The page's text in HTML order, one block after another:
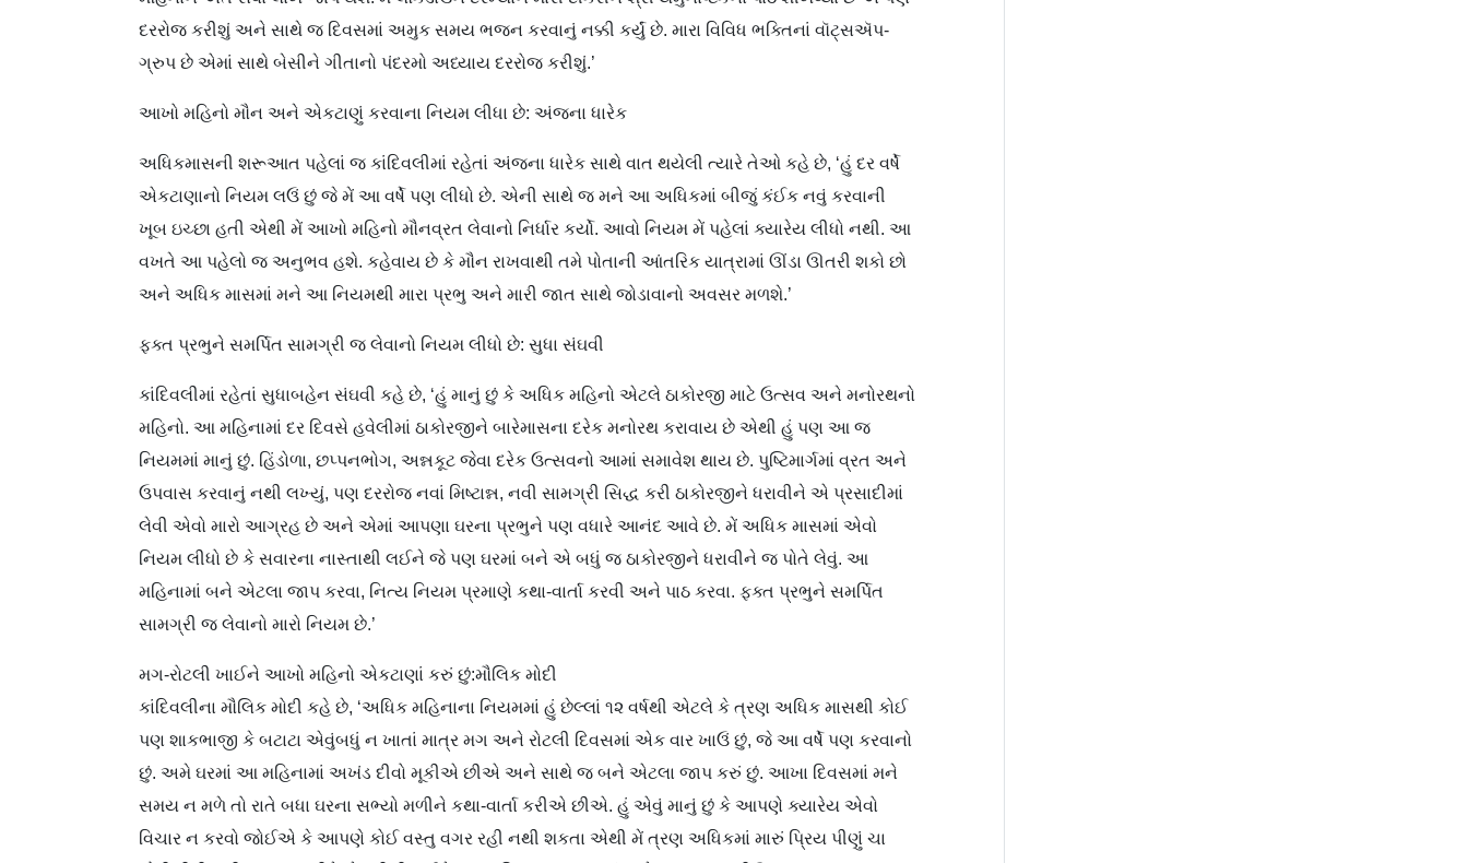
દરરોજ કરીશું અને સાથે જ દિવસમાં અમુક સમય ભજન કરવાનું નક્કી કર્યું છે. મારા વિવિધ ભક્તિનાં વૉટ્સઍપ-
ગ્રુપ છે એમાં સાથે બેસીને ગીતાનો પંદરમો અધ્યાય દરરોજ કરીશું.’
આખો મહિનો મૌન અને એકટાણું કરવાના નિયમ લીધા છે: અંજના ધારેક
અધિકમાસની શરૂઆત પહેલાં જ કાંદિવલીમાં રહેતાં અંજના ધારેક સાથે વાત થયેલી ત્યારે તેઓ કહે છે, ‘હું દર વર્ષે
એકટાણાનો નિયમ લઉં છું જે મેં આ વર્ષે પણ લીધો છે. એની સાથે જ મને આ અધિકમાં બીજું કંઈક નવું કરવાની
ખૂબ ઇચ્છા હતી એથી મેં આખો મહિનો મૌનવ્રત લેવાનો નિર્ધાર કર્યો. આવો નિયમ મેં પહેલાં ક્યારેય લીધો નથી. આ
વખતે આ પહેલો જ અનુભવ હશે. કહેવાય છે કે મૌન રાખવાથી તમે પોતાની આંતરિક યાત્રામાં ઊંડા ઊતરી શકો છો
અને અધિક માસમાં મને આ નિયમથી મારા પ્રભુ અને મારી જાત સાથે જોડાવાનો અવસર મળશે.’
ફક્ત પ્રભુને સમર્પિત સામગ્રી જ લેવાનો નિયમ લીધો છે: સુધા સંઘવી
કાંદિવલીમાં રહેતાં સુધાબહેન સંઘવી કહે છે, ‘હું માનું છું કે અધિક મહિનો એટલે ઠાકોરજી માટે ઉત્સવ અને મનોરથનો
મહિનો. આ મહિનામાં દર દિવસે હવેલીમાં ઠાકોરજીને બારેમાસના દરેક મનોરથ કરાવાય છે એથી હું પણ આ જ
નિયમમાં માનું છું. હિંડોળા, છપ્પનભોગ, અન્નકૂટ જેવા દરેક ઉત્સવનો આમાં સમાવેશ થાય છે. પુષ્ટિમાર્ગમાં વ્રત અને
ઉપવાસ કરવાનું નથી લખ્યું, પણ દરરોજ નવાં મિષ્ટાન્ન, નવી સામગ્રી સિદ્ધ કરી ઠાકોરજીને ધરાવીને એ પ્રસાદીમાં
લેવી એવો મારો આગ્રહ છે અને એમાં આપણા ઘરના પ્રભુને પણ વધારે આનંદ આવે છે. મેં અધિક માસમાં એવો
નિયમ લીધો છે કે સવારના નાસ્તાથી લઈને જે પણ ઘરમાં બને એ બધું જ ઠાકોરજીને ધરાવીને જ પોતે લેવું. આ
મહિનામાં બને એટલા જાપ કરવા, નિત્ય નિયમ પ્રમાણે કથા-વાર્તા કરવી અને પાઠ કરવા. ફક્ત પ્રભુને સમર્પિત
સામગ્રી જ લેવાનો મારો નિયમ છે.’
મગ-રોટલી ખાઈને આખો મહિનો એકટાણાં કરું છું:મૌલિક મોદી
કાંદિવલીના મૌલિક મોદી કહે છે, ‘અધિક મહિનાના નિયમમાં હું છેલ્લાં ૧૨ વર્ષથી એટલે કે ત્રણ અધિક માસથી કોઈ
પણ શાકભાજી કે બટાટા એવુંબધું ન ખાતાં માત્ર મગ અને રોટલી દિવસમાં એક વાર ખાઉં છું, જે આ વર્ષે પણ કરવાનો
છું. અમે ઘરમાં આ મહિનામાં અખંડ દીવો મૂકીએ છીએ અને સાથે જ બને એટલા જાપ કરું છું. આખા દિવસમાં મને
સમય ન મળે તો રાતે બધા ઘરના સભ્યો મળીને કથા-વાર્તા કરીએ છીએ. હું એવું માનું છું કે આપણે ક્યારેય એવો
વિચાર ન કરવો જોઈએ કે આપણે કોઈ વસ્તુ વગર રહી નથી શકતા એથી મેં ત્રણ અધિકમાં મારું પ્રિય પીણું ચા